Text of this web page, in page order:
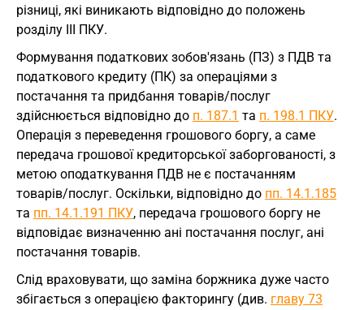
різниці, які виникають відповідно до положень
розділу III ПКУ.
Формування податкових зобов'язань (ПЗ) з ПДВ та
податкового кредиту (ПК) за операціями з
постачання та придбання товарів/послуг
здійснюється відповідно до п. 187.1 та п. 198.1 ПКУ.
Операція з переведення грошового боргу, а саме
передача грошової кредиторської заборгованості, з
метою оподаткування ПДВ не є постачанням
товарів/послуг. Оскільки, відповідно до пп. 14.1.185
та пп. 14.1.191 ПКУ, передача грошового боргу не
відповідає визначенню ані постачання послуг, ані
постачання товарів.
Слід враховувати, що заміна боржника дуже часто
збігається з операцією факторингу (див. главу 73